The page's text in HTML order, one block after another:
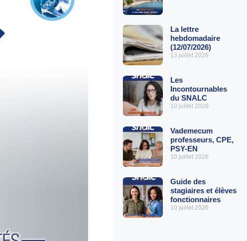
La lettre
hebdomadaire
(12/07/2026)
13 juillet 2026
Les
Incontournables
du SNALC
10 juillet 2026
Vademecum
professeurs, CPE,
PSY-EN
10 juillet 2026
Guide des
stagiaires et élèves
fonctionnaires
10 juillet 2026